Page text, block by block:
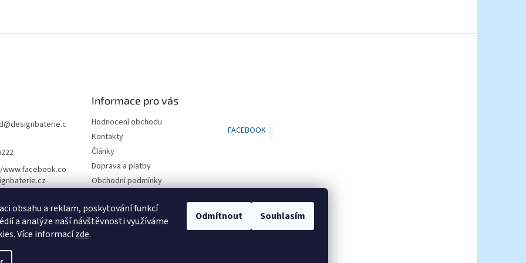
obsahu a reklam, poskytování funkcí
a analýze naší návštěvnosti využíváme
Více informacízde.
Odmítnout Souhlasím
@designbaterie.c
Informace pro vás
Hodnocení obchodu
Kontakty
Články
Doprava a platby
Obchodní podmínky
údajů
SLEVA na první nákup 500 kč
FACEBOOK